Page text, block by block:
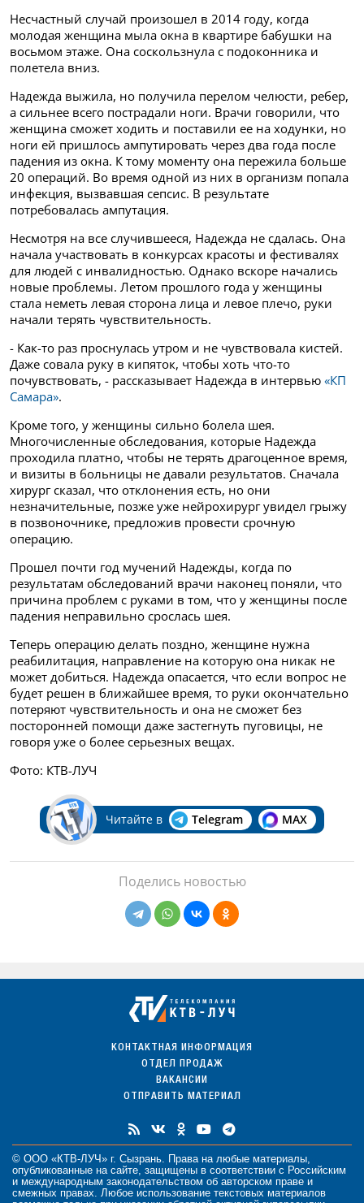
Несчастный случай произошел в 2014 году, когда
молодая женщина мыла окна в квартире бабушки на
восьмом этаже. Она соскользнула с подоконника и
полетела вниз.
Надежда выжила, но получила перелом челюсти, ребер,
а сильнее всего пострадали ноги. Врачи говорили, что
женщина сможет ходить и поставили ее на ходунки, но
ноги ей пришлось ампутировать через два года после
падения из окна. К тому моменту она пережила больше
20 операций. Во время одной из них в организм попала
инфекция, вызвавшая сепсис. В результате
потребовалась ампутация.
Несмотря на все случившееся, Надежда не сдалась. Она
начала участвовать в конкурсах красоты и фестивалях
для людей с инвалидностью. Однако вскоре начались
новые проблемы. Летом прошлого года у женщины
стала неметь левая сторона лица и левое плечо, руки
начали терять чувствительность.
- Как-то раз проснулась утром и не чувствовала кистей.
Даже совала руку в кипяток, чтобы хоть что-то
почувствовать, - рассказывает Надежда в интервью «КП
Самара».
Кроме того, у женщины сильно болела шея.
Многочисленные обследования, которые Надежда
проходила платно, чтобы не терять драгоценное время,
и визиты в больницы не давали результатов. Сначала
хирург сказал, что отклонения есть, но они
незначительные, позже уже нейрохирург увидел грыжу
в позвоночнике, предложив провести срочную
операцию.
Прошел почти год мучений Надежды, когда по
результатам обследований врачи наконец поняли, что
причина проблем с руками в том, что у женщины после
падения неправильно срослась шея.
Теперь операцию делать поздно, женщине нужна
реабилитация, направление на которую она никак не
может добиться. Надежда опасается, что если вопрос не
будет решен в ближайшее время, то руки окончательно
потеряют чувствительность и она не сможет без
посторонней помощи даже застегнуть пуговицы, не
говоря уже о более серьезных вещах.
Фото: КТВ-ЛУЧ
Читайте в Telegram MAX
Поделись новостью
КОНТАКТНАЯ ИНФОРМАЦИЯ
ОТДЕЛ ПРОДАЖ
ВАКАНСИИ
ОТПРАВИТЬ МАТЕРИАЛ
© ООО «КТВ-ЛУЧ» г. Сызрань. Права на любые материалы,
опубликованные на сайте, защищены в соответствии с Российским
и международным законодательством об авторском праве и
смежных правах. Любое использование текстовых материалов